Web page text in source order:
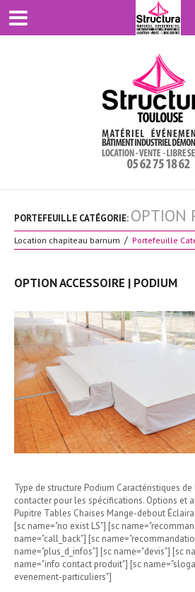
PORTEFEUILLE CATÉGORIE: OPTION
Location chapiteau barnum Portefeuille
OPTION ACCESSOIRE | PODIUM
Type de structure Podium Caractéristiques
contacter pour les spécifications. Options et
Pupitre Tables Chaises Mange-debout
[sc name="no exist LS"] [sc
name="call_back"] [sc
name="plus_d_infos"] [sc name="devis"] [sc
name="info contact produit"] [sc
evenement-particuliers"]